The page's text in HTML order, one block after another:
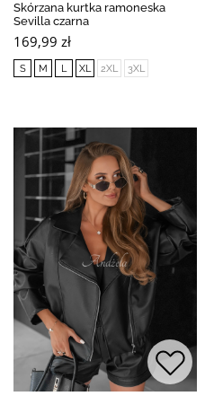
Skórzana kurtka ramoneska
Sevilla czarna
169,99 zł
S M L XL 2XL 3XL